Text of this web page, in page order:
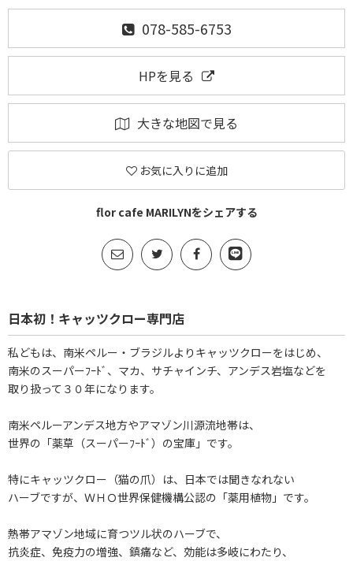
078-585-6753
HPを見る
大きな地図で見る
お気に入りに追加
flor cafe MARILYNをシェアする
日本初！キャッツクロー専門店
私どもは、南米ペルー・ブラジルよりキャッツクローをはじめ、
南米のスーパーﾌｰﾄﾞ、マカ、サチャインチ、アンデス岩塩などを
取り扱って３０年になります。
南米ペルーアンデス地方やアマゾン川源流地帯は、
世界の「薬草（スーパーﾌｰﾄﾞ）の宝庫」です。
特にキャッツクロー（猫の爪）は、日本では聞きなれない
ハーブですが、ＷＨＯ世界保健機構公認の「薬用植物」です。
熱帯アマゾン地域に育つツル状のハーブで、
抗炎症、免疫力の増強、鎮痛など、効能は多岐にわたり、